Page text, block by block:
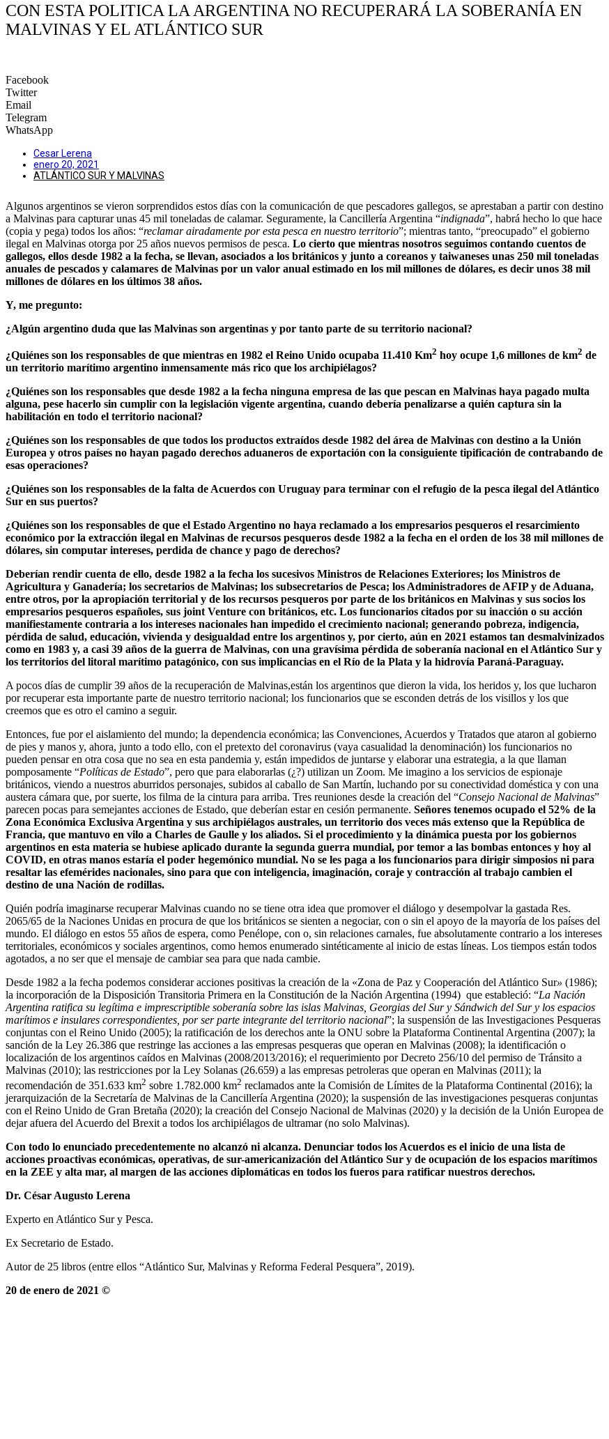
CON ESTA POLITICA LA ARGENTINA NO RECUPERARÁ LA SOBERANÍA EN
MALVINAS Y EL ATLÁNTICO SUR
Facebook
Twitter
Email
Telegram
WhatsApp
Cesar Lerena
enero 20, 2021
ATLÁNTICO SUR Y MALVINAS
Algunos argentinos se vieron sorprendidos estos días con la comunicación de que pescadores gallegos, se aprestaban a partir con destino
a Malvinas para capturar unas 45 mil toneladas de calamar. Seguramente, la Cancillería Argentina “indignada”, habrá hecho lo que hace
(copia y pega) todos los años: “reclamar airadamente por esta pesca en nuestro territorio”; mientras tanto, “preocupado” el gobierno
ilegal en Malvinas otorga por 25 años nuevos permisos de pesca. Lo cierto que mientras nosotros seguimos contando cuentos de
gallegos, ellos desde 1982 a la fecha, se llevan, asociados a los británicos y junto a coreanos y taiwaneses unas 250 mil toneladas
anuales de pescados y calamares de Malvinas por un valor anual estimado en los mil millones de dólares, es decir unos 38 mil
millones de dólares en los últimos 38 años.
Y, me pregunto:
¿Algún argentino duda que las Malvinas son argentinas y por tanto parte de su territorio nacional?
¿Quiénes son los responsables de que mientras en 1982 el Reino Unido ocupaba 11.410 Km2 hoy ocupe 1,6 millones de km2 de
un territorio marítimo argentino inmensamente más rico que los archipiélagos?
¿Quiénes son los responsables que desde 1982 a la fecha ninguna empresa de las que pescan en Malvinas haya pagado multa
alguna, pese hacerlo sin cumplir con la legislación vigente argentina, cuando debería penalizarse a quién captura sin la
habilitación en todo el territorio nacional?
¿Quiénes son los responsables de que todos los productos extraídos desde 1982 del área de Malvinas con destino a la Unión
Europea y otros países no hayan pagado derechos aduaneros de exportación con la consiguiente tipificación de contrabando de
esas operaciones?
¿Quiénes son los responsables de la falta de Acuerdos con Uruguay para terminar con el refugio de la pesca ilegal del Atlántico
Sur en sus puertos?
¿Quiénes son los responsables de que el Estado Argentino no haya reclamado a los empresarios pesqueros el resarcimiento
económico por la extracción ilegal en Malvinas de recursos pesqueros desde 1982 a la fecha en el orden de los 38 mil millones de
dólares, sin computar intereses, perdida de chance y pago de derechos?
Deberían rendir cuenta de ello, desde 1982 a la fecha los sucesivos Ministros de Relaciones Exteriores; los Ministros de
Agricultura y Ganadería; los secretarios de Malvinas; los subsecretarios de Pesca; los Administradores de AFIP y de Aduana,
entre otros, por la apropiación territorial y de los recursos pesqueros por parte de los británicos en Malvinas y sus socios los
empresarios pesqueros españoles, sus joint Venture con británicos, etc. Los funcionarios citados por su inacción o su acción
manifiestamente contraria a los intereses nacionales han impedido el crecimiento nacional; generando pobreza, indigencia,
pérdida de salud, educación, vivienda y desigualdad entre los argentinos y, por cierto, aún en 2021 estamos tan desmalvinizados
como en 1983 y, a casi 39 años de la guerra de Malvinas, con una gravísima pérdida de soberanía nacional en el Atlántico Sur y
los territorios del litoral marítimo patagónico, con sus implicancias en el Río de la Plata y la hidrovía Paraná-Paraguay.
A pocos días de cumplir 39 años de la recuperación de Malvinas,están los argentinos que dieron la vida, los heridos y, los que lucharon
por recuperar esta importante parte de nuestro territorio nacional; los funcionarios que se esconden detrás de los visillos y los que
creemos que es otro el camino a seguir.
Entonces, fue por el aislamiento del mundo; la dependencia económica; las Convenciones, Acuerdos y Tratados que ataron al gobierno
de pies y manos y, ahora, junto a todo ello, con el pretexto del coronavirus (vaya casualidad la denominación) los funcionarios no
pueden pensar en otra cosa que no sea en esta pandemia y, están impedidos de juntarse y elaborar una estrategia, a la que llaman
pomposamente “Políticas de Estado”, pero que para elaborarlas (¿?) utilizan un Zoom. Me imagino a los servicios de espionaje
británicos, viendo a nuestros aburridos personajes, subidos al caballo de San Martín, luchando por su conectividad doméstica y con una
austera cámara que, por suerte, los filma de la cintura para arriba. Tres reuniones desde la creación del “Consejo Nacional de Malvinas”
parecen pocas para semejantes acciones de Estado, que deberían estar en cesión permanente. Señores tenemos ocupado el 52% de la
Zona Económica Exclusiva Argentina y sus archipiélagos australes, un territorio dos veces más extenso que la República de
Francia, que mantuvo en vilo a Charles de Gaulle y los aliados. Si el procedimiento y la dinámica puesta por los gobiernos
argentinos en esta materia se hubiese aplicado durante la segunda guerra mundial, por temor a las bombas entonces y hoy al
COVID, en otras manos estaría el poder hegemónico mundial. No se les paga a los funcionarios para dirigir simposios ni para
resaltar las efemérides nacionales, sino para que con inteligencia, imaginación, coraje y contracción al trabajo cambien el
destino de una Nación de rodillas.
Quién podría imaginarse recuperar Malvinas cuando no se tiene otra idea que promover el diálogo y desempolvar la gastada Res.
2065/65 de la Naciones Unidas en procura de que los británicos se sienten a negociar, con o sin el apoyo de la mayoría de los países del
mundo. El diálogo en estos 55 años de espera, como Penélope, con o, sin relaciones carnales, fue absolutamente contrario a los intereses
territoriales, económicos y sociales argentinos, como hemos enumerado sintéticamente al inicio de estas líneas. Los tiempos están todos
agotados, a no ser que el mensaje de cambiar sea para que nada cambie.
Desde 1982 a la fecha podemos considerar acciones positivas la creación de la «Zona de Paz y Cooperación del Atlántico Sur» (1986);
la incorporación de la Disposición Transitoria Primera en la Constitución de la Nación Argentina (1994) que estableció: “La Nación
Argentina ratifica su legítima e imprescriptible soberanía sobre las islas Malvinas, Georgias del Sur y Sándwich del Sur y los espacios
marítimos e insulares correspondientes, por ser parte integrante del territorio nacional”; la suspensión de las Investigaciones Pesqueras
conjuntas con el Reino Unido (2005); la ratificación de los derechos ante la ONU sobre la Plataforma Continental Argentina (2007); la
sanción de la Ley 26.386 que restringe las acciones a las empresas pesqueras que operan en Malvinas (2008); la identificación o
localización de los argentinos caídos en Malvinas (2008/2013/2016); el requerimiento por Decreto 256/10 del permiso de Tránsito a
Malvinas (2010); las restricciones por la Ley Solanas (26.659) a las empresas petroleras que operan en Malvinas (2011); la
recomendación de 351.633 km2 sobre 1.782.000 km2 reclamados ante la Comisión de Límites de la Plataforma Continental (2016); la
jerarquización de la Secretaría de Malvinas de la Cancillería Argentina (2020); la suspensión de las investigaciones pesqueras conjuntas
con el Reino Unido de Gran Bretaña (2020); la creación del Consejo Nacional de Malvinas (2020) y la decisión de la Unión Europea de
dejar afuera del Acuerdo del Brexit a todos los archipiélagos de ultramar (no solo Malvinas).
Con todo lo enunciado precedentemente no alcanzó ni alcanza. Denunciar todos los Acuerdos es el inicio de una lista de
acciones proactivas económicas, operativas, de sur-americanización del Atlántico Sur y de ocupación de los espacios marítimos
en la ZEE y alta mar, al margen de las acciones diplomáticas en todos los fueros para ratificar nuestros derechos.
Dr. César Augusto Lerena
Experto en Atlántico Sur y Pesca.
Ex Secretario de Estado.
Autor de 25 libros (entre ellos “Atlántico Sur, Malvinas y Reforma Federal Pesquera”, 2019).
20 de enero de 2021 ©